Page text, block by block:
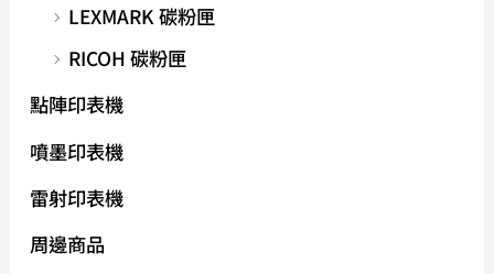
LEXMARK 碳粉匣
RICOH 碳粉匣
點陣印表機
噴墨印表機
雷射印表機
周邊商品